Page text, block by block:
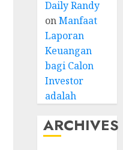
Daily Randy
onManfaat
Laporan
Keuangan
bagi Calon
Investor
adalah
ARCHIVES